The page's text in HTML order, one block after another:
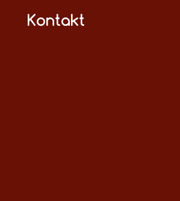
Kontakt